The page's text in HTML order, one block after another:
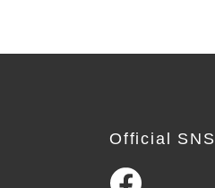
Official SNS